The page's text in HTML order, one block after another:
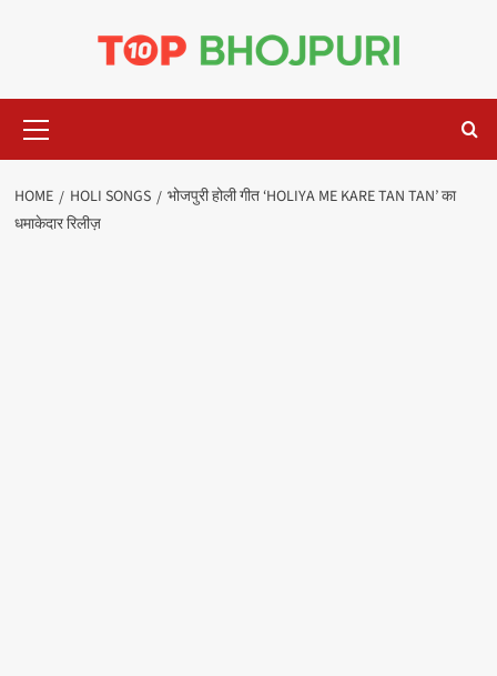
Menu
HOME HOLI SONGS
भोजपुरी होली गीत ‘HOLIYA ME KARE TAN TAN’ का
धमाकेदार रिलीज़